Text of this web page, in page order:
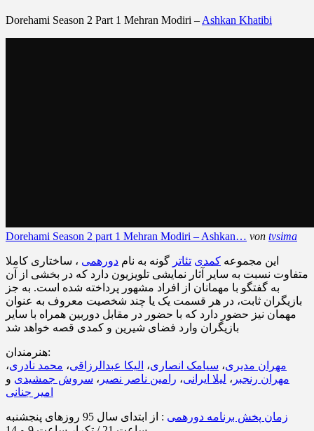
Dorehami Season 2 Part 1 Mehran Modiri – Ashkan Khatibi
Dorehami Season 2 part 1 Mehran Modiri – Ashkan… von tvsima
این مجموعه کمدی تئاتر گونه به نام دورهمی ، ساختاری کاملا
متفاوت نسبت به سایر آثار نمایشی تلویزیون دارد که در بخشی از آن
به گفتگو با مهمانان از افراد مشهور پرداخته شده است. به جز
بازیگران ثابت، در هر قسمت یک یا چند شخصیت معروف به عنوان
مهمان نیز حضور دارد که با حضور در مقابل دوربین همراه با سایر
بازیگران وارد فضای شیرین و کمدی قصه خواهد شد
هنرمندان:
مهران مدیری، سیامک انصاری، الیکا عبدالرزاقی، محمد نادری،
مهران رنجبر ، لیلا ایرانی، رامین ناصر نصیر ، سروش جمشیدی و
امیر جنانی
زمان پخش برنامه دورهمی
: از ابتدای سال 95 روزهای پنجشنبه